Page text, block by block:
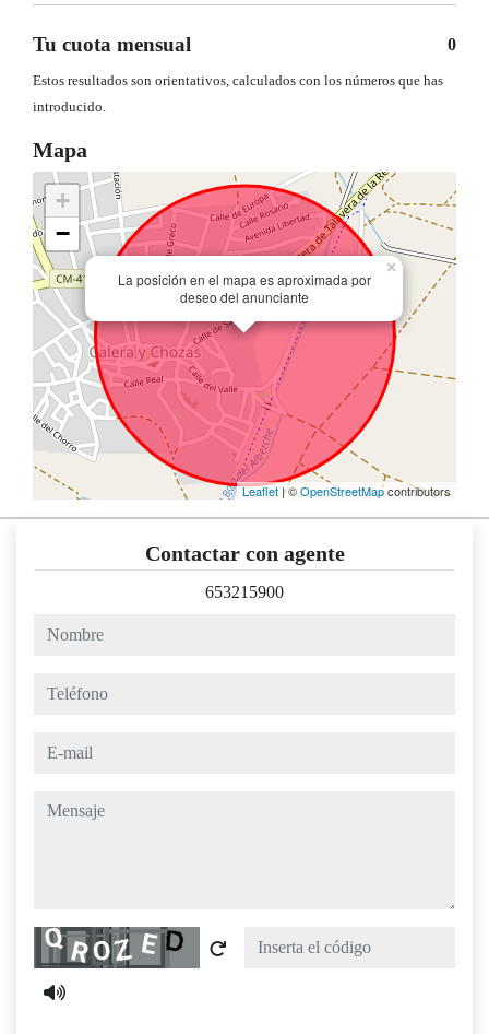
Tu cuota mensual 0
Estos resultados son orientativos, calculados con los números que has
introducido.
Mapa
La posición en el mapa es aproximada por
deseo del anunciante
×
+
−
Leaflet | ©OpenStreetMapcontributors
Contactar con agente
653215900
nombre
teléfono
e-mail
mensaje
Captcha